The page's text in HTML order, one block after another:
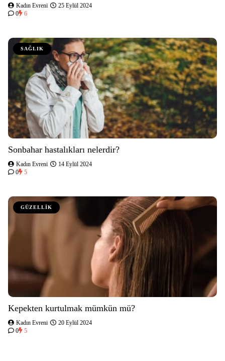
Kadın Evreni
25 Eylül 2024
0
6
SAĞLIK
Sonbahar hastalıkları nelerdir?
Kadın Evreni
14 Eylül 2024
0
5
GÜZELLİK
Kepekten kurtulmak mümkün mü?
Kadın Evreni
20 Eylül 2024
0
5